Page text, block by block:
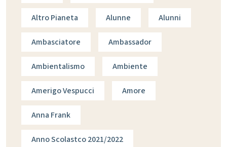
Altro Pianeta Alunne Alunni
Ambasciatore Ambassador
Ambientalismo Ambiente
Amerigo Vespucci Amore
Anna Frank
Anno Scolastco 2021/2022